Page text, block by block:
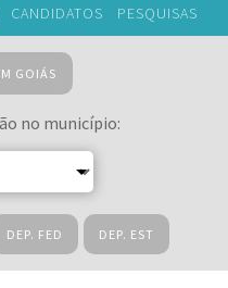
CANDIDATOS PESQUISAS
GOIÁS
no município:
DEP. FED DEP. EST